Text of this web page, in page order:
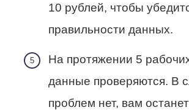
10 рублей, чтобы
правильности данных.
На протяжении 5
данные проверяются. В
проблем нет, вам